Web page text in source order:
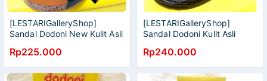
[LESTARIGalleryShop]
Sandal Dodoni New Kulit Asli
BARU
Rp225.000
[LESTARIGalleryShop]
Sandal Dodoni Kulit Asli
Rp240.000